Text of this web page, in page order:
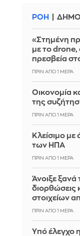
ΡΟΗ
«Στημένη
με το
πρεσβεία
ΠΡΙΝ ΑΠΌ 1 ΜΈΡΑ
Οικονομία
της
ΠΡΙΝ ΑΠΌ 1 ΜΈΡΑ
Κλείσιμο με
των ΗΠΑ
ΠΡΙΝ ΑΠΌ 1 ΜΈΡΑ
Άνοιξε
διορθώσεις
στοιχείων
ΠΡΙΝ ΑΠΌ 1 ΜΈΡΑ
Yπό έλεγχο